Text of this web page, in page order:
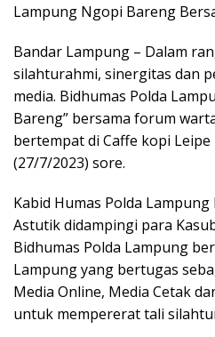
Lampung Ngopi Bareng
Bandar Lampung – Dalam
silahturahmi, sinergitas dan
media. Bidhumas Polda
Bareng” bersama forum
bertempat di Caffe kopi
(27/7/2023) sore.
Kabid Humas Polda Lampung
Astutik didampingi para
Bidhumas Polda Lampung
Lampung yang bertugas
Media Online, Media Cetak
untuk mempererat tali